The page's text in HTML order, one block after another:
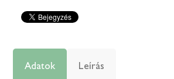
Adatok Leírás